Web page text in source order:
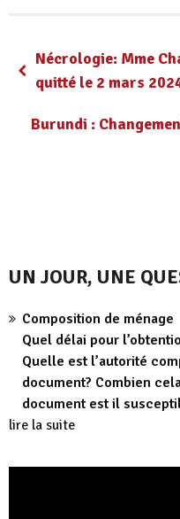
Nécrologie: Mme
quitté le 2 mars
Burundi :
UN JOUR, UNE
Composition de ménage
Quel délai pour
Quelle est l’autorité
document? Combien
document est il
lire la suite